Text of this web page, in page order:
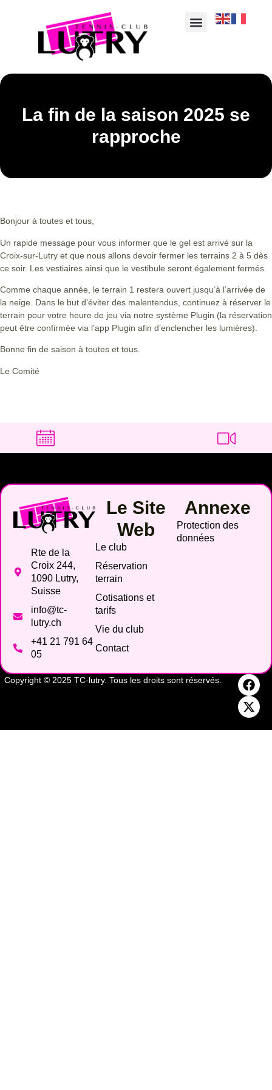
La fin de la saison 2025 se
rapproche
Bonjour à toutes et tous,
Un rapide message pour vous informer que le gel est arrivé sur la
Croix-sur-Lutry et que nous allons devoir fermer les terrains 2 à 5 dès
ce soir. Les vestiaires ainsi que le vestibule seront également fermés.
Comme chaque année, le terrain 1 restera ouvert jusqu’à l’arrivée de
la neige. Dans le but d’éviter des malentendus, continuez à réserver le
terrain pour votre heure de jeu via notre système Plugin (la réservation
peut être confirmée via l’app Plugin afin d’enclencher les lumières).
Bonne fin de saison à toutes et tous.
Le Comité
Rte de la
Croix 244,
1090 Lutry,
Suisse
info@tc-
lutry.ch
+41 21 791 64
05
Le Site
Web
Le club
Réservation
terrain
Cotisations et
tarifs
Vie du club
Contact
Annexe
Protection des
données
Copyright © 2025 TC-lutry. Tous les droits sont réservés.